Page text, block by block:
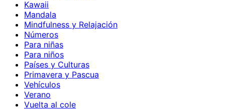
Kawaii
Mandala
Mindfulness y Relajación
Números
Para niñas
Para niños
Países y Culturas
Primavera y Pascua
Vehículos
Verano
Vuelta al cole